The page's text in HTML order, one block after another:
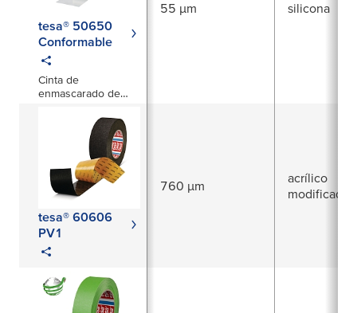
tesa® 50650
Conformable
Cinta de
enmascarado de
55 µm silicona
tesa® 60606
PV1
760 µm
acrílico
modificado